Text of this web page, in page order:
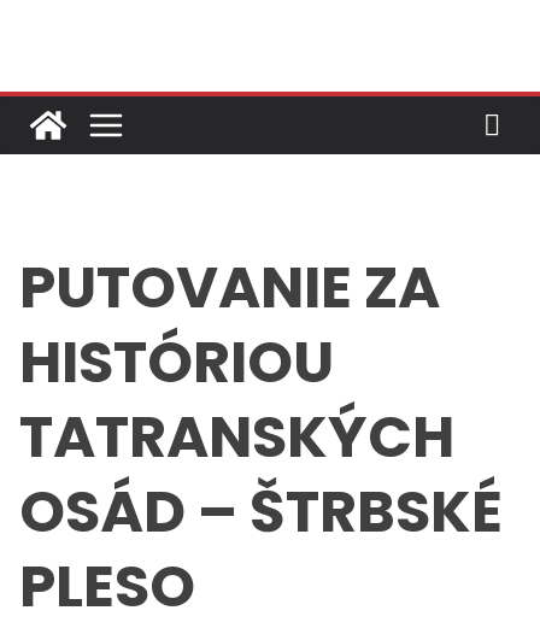
PUTOVANIE ZA
HISTÓRIOU
TATRANSKÝCH
OSÁD – ŠTRBSKÉ
PLESO